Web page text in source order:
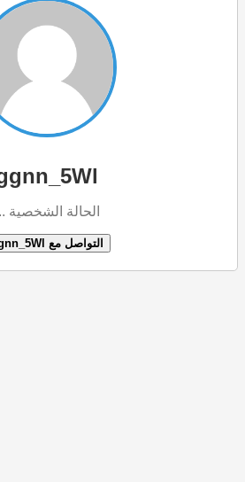
الحالة الشخصية
التواصل مع ggnn_5Wl